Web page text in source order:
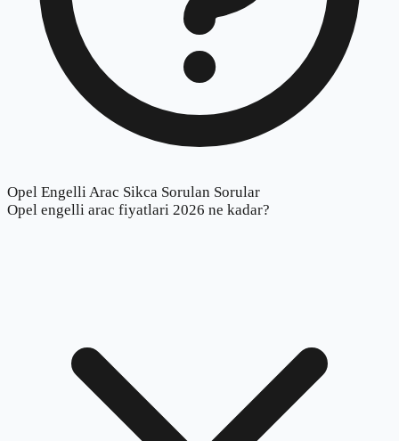
Opel Engelli Arac Sikca Sorulan Sorular
Opel engelli arac fiyatlari 2026 ne kadar?